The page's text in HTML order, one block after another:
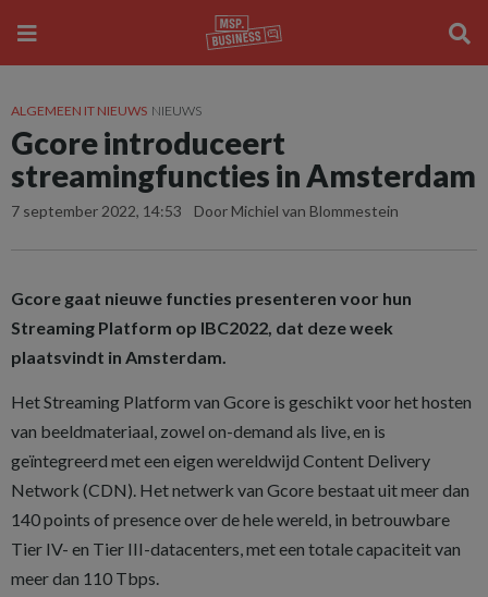
ALGEMEEN IT NIEUWS NIEUWS
Gcore introduceert
streamingfuncties in Amsterdam
7 september 2022, 14:53 Door Michiel van Blommestein
Gcore gaat nieuwe functies presenteren voor hun
Streaming Platform op IBC2022, dat deze week
plaatsvindt in Amsterdam.
Het Streaming Platform van Gcore is geschikt voor het hosten
van beeldmateriaal, zowel on-demand als live, en is
geïntegreerd met een eigen wereldwijd Content Delivery
Network (CDN). Het netwerk van Gcore bestaat uit meer dan
140 points of presence over de hele wereld, in betrouwbare
Tier IV- en Tier III-datacenters, met een totale capaciteit van
meer dan 110 Tbps.